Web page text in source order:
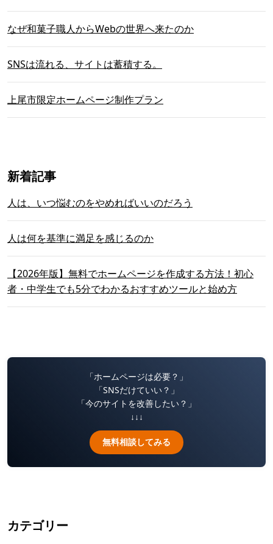
なぜ和菓子職人からWebの世界へ来たのか
SNSは流れる、サイトは蓄積する。
上尾市限定ホームページ制作プラン
新着記事
人は、いつ悩むのをやめればいいのだろう
人は何を基準に満足を感じるのか
【2026年版】無料でホームページを作成する方法！初心
者・中学生でも5分でわかるおすすめツールと始め方
「ホームページは必要？」
「SNSだけていい？」
「今のサイトを改善したい？」
↓↓↓
無料相談してみる
カテゴリー